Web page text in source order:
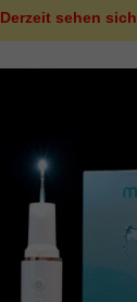
Derzeit sehen sich